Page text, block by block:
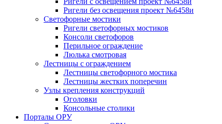
Ригели без освещения проект №6458и
Светофорные мостики
Ригели светофорных мостиков
Консоли светофоров
Перильное ограждение
Люлька смотровая
Лестницы с ограждением
Лестницы светофорного мостика
Лестницы жестких поперечин
Узлы крепления конструкций
Оголовки
Консольные столики
Порталы ОРУ